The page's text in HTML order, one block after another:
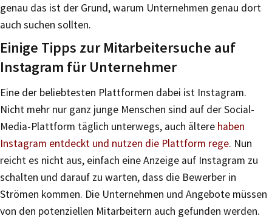
genau das ist der Grund, warum Unternehmen genau dort
auch suchen sollten.
Einige Tipps zur Mitarbeitersuche auf
Instagram für Unternehmer
Eine der beliebtesten Plattformen dabei ist Instagram.
Nicht mehr nur ganz junge Menschen sind auf der Social-
Media-Plattform täglich unterwegs, auch ältere haben
Instagram entdeckt und nutzen die Plattform rege. Nun
reicht es nicht aus, einfach eine Anzeige auf Instagram zu
schalten und darauf zu warten, dass die Bewerber in
Strömen kommen. Die Unternehmen und Angebote müssen
von den potenziellen Mitarbeitern auch gefunden werden.